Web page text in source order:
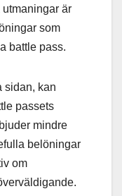
är
som
battle pass.
sidan, kan
passets
mindre
belöningar
om